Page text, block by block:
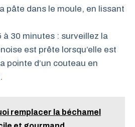
pâte dans le moule, en lissant
à 30 minutes : surveillez la
est prête lorsqu’elle est
pointe d’un couteau en
remplacer la béchamel